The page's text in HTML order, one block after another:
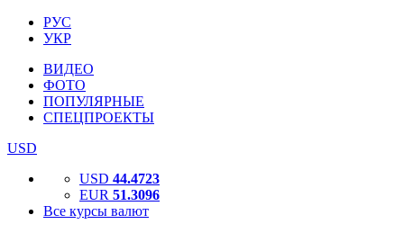
РУС
УКР
ВИДЕО
ФОТО
ПОПУЛЯРНЫЕ
СПЕЦПРОЕКТЫ
USD
USD 44.4723
EUR 51.3096
Все курсы валют